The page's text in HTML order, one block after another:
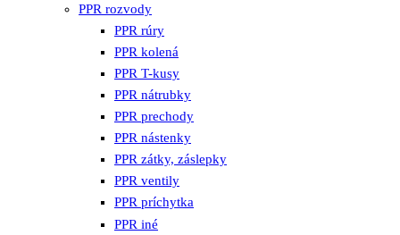
PPR rozvody
PPR rúry
PPR kolená
PPR T-kusy
PPR nátrubky
PPR prechody
PPR nástenky
PPR zátky, záslepky
PPR ventily
PPR príchytka
PPR iné